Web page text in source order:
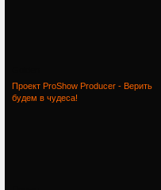
Проект ProShow Producer - Верить
будем в чудеса!